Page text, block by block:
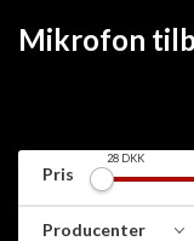
Pris
28 DKK
Producenter
Mikrofon